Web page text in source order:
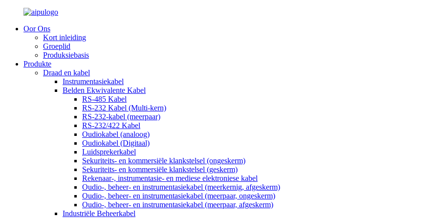
Oor Ons
Kort inleiding
Groeplid
Produksiebasis
Produkte
Draad en kabel
Instrumentasiekabel
Belden Ekwivalente Kabel
RS-485 Kabel
RS-232 Kabel (Multi-kern)
RS-232-kabel (meerpaar)
RS-232/422 Kabel
Oudiokabel (analoog)
Oudiokabel (Digitaal)
Luidsprekerkabel
Sekuriteits- en kommersiële klankstelsel (ongeskerm)
Sekuriteits- en kommersiële klankstelsel (geskerm)
Rekenaar-, instrumentasie- en mediese elektroniese kabel
Oudio-, beheer- en instrumentasiekabel (meerkernig, afgeskerm)
Oudio-, beheer- en instrumentasiekabel (meerpaar, ongeskerm)
Oudio-, beheer- en instrumentasiekabel (meerpaar, afgeskerm)
Industriële Beheerkabel